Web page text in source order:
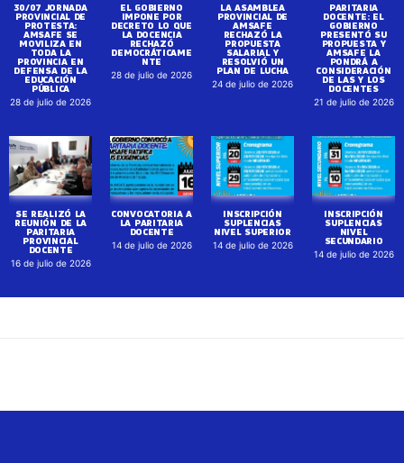
30/07 JORNADA
PROVINCIAL DE
PROTESTA:
AMSAFE SE
MOVILIZA EN
TODA LA
PROVINCIA EN
DEFENSA DE LA
EDUCACIÓN
PÚBLICA
28 de julio de 2026
EL GOBIERNO
IMPONE POR
DECRETO LO QUE
LA DOCENCIA
RECHAZÓ
DEMOCRÁTICAME
NTE
28 de julio de 2026
LA ASAMBLEA
PROVINCIAL DE
AMSAFE
RECHAZÓ LA
PROPUESTA
SALARIAL Y
RESOLVIÓ UN
PLAN DE LUCHA
24 de julio de 2026
PARITARIA
DOCENTE: EL
GOBIERNO
PRESENTÓ SU
PROPUESTA Y
AMSAFE LA
PONDRÁ A
CONSIDERACIÓN
DE LAS Y LOS
DOCENTES
21 de julio de 2026
SE REALIZÓ LA
REUNIÓN DE LA
PARITARIA
PROVINCIAL
DOCENTE
16 de julio de 2026
CONVOCATORIA A
LA PARITARIA
DOCENTE
14 de julio de 2026
INSCRIPCIÓN
SUPLENCIAS
NIVEL SUPERIOR
14 de julio de 2026
INSCRIPCIÓN
SUPLENCIAS
NIVEL
SECUNDARIO
14 de julio de 2026